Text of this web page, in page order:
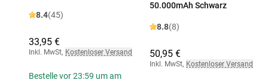
8.4(45)
33,95 €
Inkl. MwSt, Kostenloser Versand
Bestelle vor 23:59 um am
50.000mAh Schwarz
8.8(8)
50,95 €
Inkl. MwSt, Kostenloser Versand